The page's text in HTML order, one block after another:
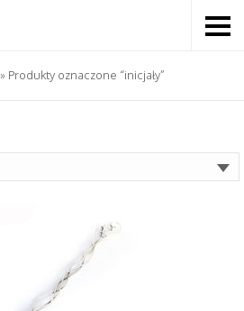
» Produkty oznaczone “inicjały”